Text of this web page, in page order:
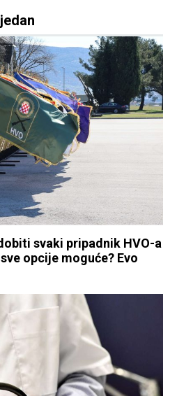
svaki pripadnik HVO-a
opcije moguće? Evo